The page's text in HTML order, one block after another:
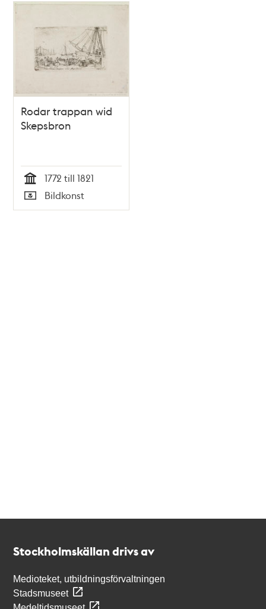
Rodar trappan wid
Skepsbron
Tid
1772 till 1821
Typ
Bildkonst
Stockholmskällan drivs av
Medioteket, utbildningsförvaltningen
Stadsmuseet